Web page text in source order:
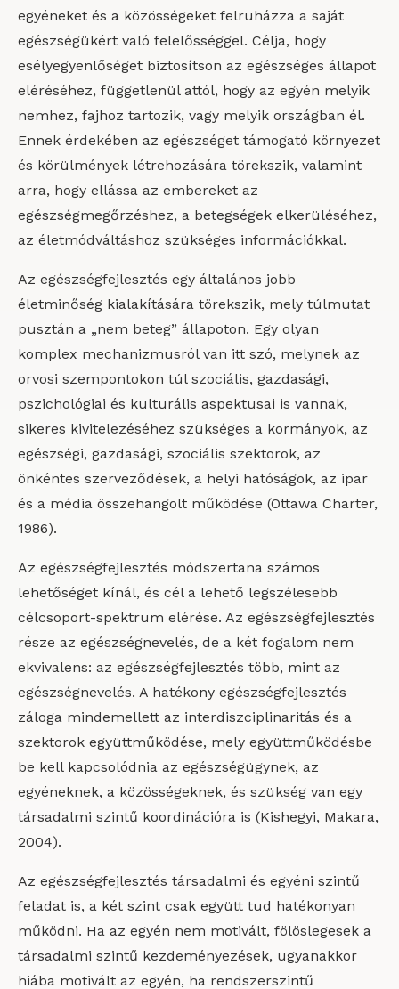
egyéneket és a közösségeket felruházza a saját
egészségükért való felelősséggel. Célja, hogy
esélyegyenlőséget biztosítson az egészséges állapot
eléréséhez, függetlenül attól, hogy az egyén melyik
nemhez, fajhoz tartozik, vagy melyik országban él.
Ennek érdekében az egészséget támogató környezet
és körülmények létrehozására törekszik, valamint
arra, hogy ellássa az embereket az
egészségmegőrzéshez, a betegségek elkerüléséhez,
az életmódváltáshoz szükséges információkkal.
Az egészségfejlesztés egy általános jobb
életminőség kialakítására törekszik, mely túlmutat
pusztán a „nem beteg” állapoton. Egy olyan
komplex mechanizmusról van itt szó, melynek az
orvosi szempontokon túl szociális, gazdasági,
pszichológiai és kulturális aspektusai is vannak,
sikeres kivitelezéséhez szükséges a kormányok, az
egészségi, gazdasági, szociális szektorok, az
önkéntes szerveződések, a helyi hatóságok, az ipar
és a média összehangolt működése (Ottawa Charter,
1986).
Az egészségfejlesztés módszertana számos
lehetőséget kínál, és cél a lehető legszélesebb
célcsoport-spektrum elérése. Az egészségfejlesztés
része az egészségnevelés, de a két fogalom nem
ekvivalens: az egészségfejlesztés több, mint az
egészségnevelés. A hatékony egészségfejlesztés
záloga mindemellett az interdiszciplinaritás és a
szektorok együttműködése, mely együttműködésbe
be kell kapcsolódnia az egészségügynek, az
egyéneknek, a közösségeknek, és szükség van egy
társadalmi szintű koordinációra is (Kishegyi, Makara,
2004).
Az egészségfejlesztés társadalmi és egyéni szintű
feladat is, a két szint csak együtt tud hatékonyan
működni. Ha az egyén nem motivált, fölöslegesek a
társadalmi szintű kezdeményezések, ugyanakkor
hiába motivált az egyén, ha rendszerszintű